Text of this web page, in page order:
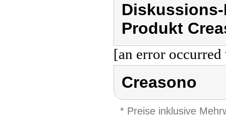
Produkt
[an error
Creasono
* Preise inklusive